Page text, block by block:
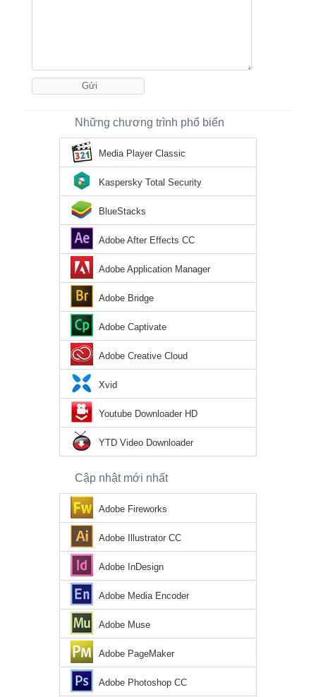
Những chương trình phổ biến
Media Player Classic
Kaspersky Total Security
BlueStacks
Adobe After Effects CC
Adobe Application Manager
Adobe Bridge
Adobe Captivate
Adobe Creative Cloud
Xvid
Youtube Downloader HD
YTD Video Downloader
Cập nhật mới nhất
Adobe Fireworks
Adobe Illustrator CC
Adobe InDesign
Adobe Media Encoder
Adobe Muse
Adobe PageMaker
Adobe Photoshop CC